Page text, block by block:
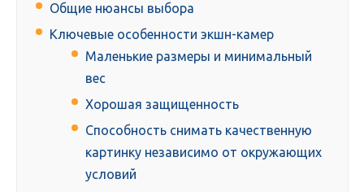
Общие нюансы выбора
Ключевые особенности экшн-камер
Маленькие размеры и минимальный
вес
Хорошая защищенность
Способность снимать качественную
картинку независимо от окружающих
условий